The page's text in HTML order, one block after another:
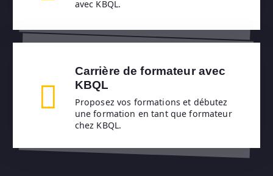
avec KBQL.
Carrière de formateur avec
KBQL
Proposez vos formations et débutez
une formation en tant que formateur
chez KBQL.